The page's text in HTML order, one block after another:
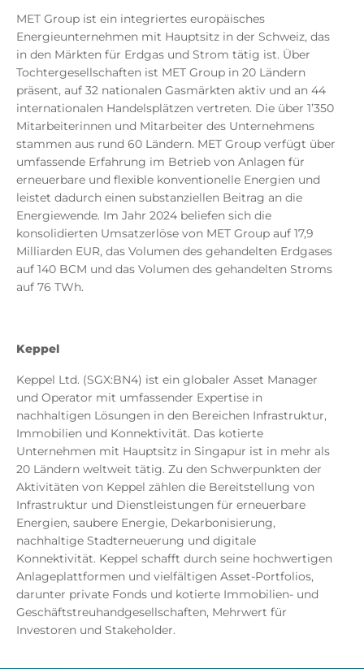
MET Group ist ein integriertes europäisches
Energieunternehmen mit Hauptsitz in der Schweiz, das
in den Märkten für Erdgas und Strom tätig ist. Über
Tochtergesellschaften ist MET Group in 20 Ländern
präsent, auf 32 nationalen Gasmärkten aktiv und an 44
internationalen Handelsplätzen vertreten. Die über 1’350
Mitarbeiterinnen und Mitarbeiter des Unternehmens
stammen aus rund 60 Ländern. MET Group verfügt über
umfassende Erfahrung im Betrieb von Anlagen für
erneuerbare und flexible konventionelle Energien und
leistet dadurch einen substanziellen Beitrag an die
Energiewende. Im Jahr 2024 beliefen sich die
konsolidierten Umsatzerlöse von MET Group auf 17,9
Milliarden EUR, das Volumen des gehandelten Erdgases
auf 140 BCM und das Volumen des gehandelten Stroms
auf 76 TWh.
Keppel
Keppel Ltd. (SGX:BN4) ist ein globaler Asset Manager
und Operator mit umfassender Expertise in
nachhaltigen Lösungen in den Bereichen Infrastruktur,
Immobilien und Konnektivität. Das kotierte
Unternehmen mit Hauptsitz in Singapur ist in mehr als
20 Ländern weltweit tätig. Zu den Schwerpunkten der
Aktivitäten von Keppel zählen die Bereitstellung von
Infrastruktur und Dienstleistungen für erneuerbare
Energien, saubere Energie, Dekarbonisierung,
nachhaltige Stadterneuerung und digitale
Konnektivität. Keppel schafft durch seine hochwertigen
Anlageplattformen und vielfältigen Asset-Portfolios,
darunter private Fonds und kotierte Immobilien- und
Geschäftstreuhandgesellschaften, Mehrwert für
Investoren und Stakeholder.